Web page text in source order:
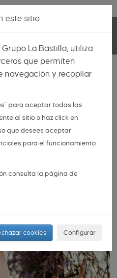
TU BODA
UNA BODA
vestidos de
este sitio
La Bastilla, utiliza
que permiten
navegación y recopilar
para aceptar todas las
al sitio o haz click en
que desees aceptar
para el funcionamiento
consulta la página de
cookies Configurar